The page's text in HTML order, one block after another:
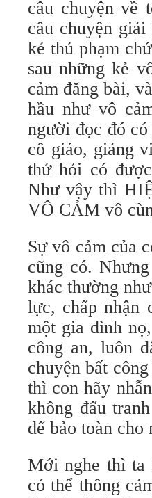
câu chuyện về
câu chuyện
kẻ thủ phạm
sau những kẻ
cảm đăng bài,
hầu như vô
người đọc đó
cô giáo, giảng
thử hỏi có
Như vậy thì
VÔ CẢM vô
Sự vô cảm của
cũng có.
khác thường
lực, chấp nhận
một gia đình
công an, luôn
chuyện bất
thì con hãy
không đấu
để bảo toàn cho
Mới nghe thì ta
có thể thông